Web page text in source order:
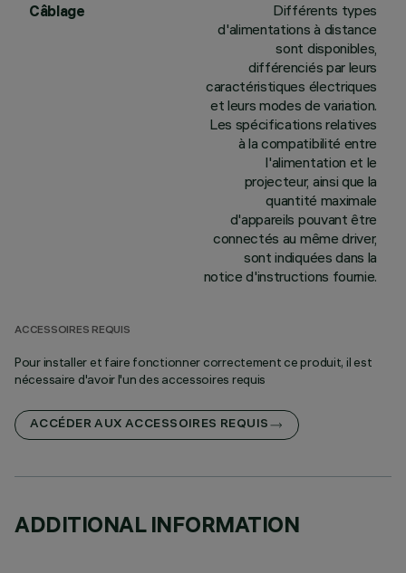
Câblage
Différents types
d'alimentations à distance
sont disponibles,
différenciés par leurs
caractéristiques électriques
et leurs modes de variation.
Les spécifications relatives
à la compatibilité entre
l'alimentation et le
projecteur, ainsi que la
quantité maximale
d'appareils pouvant être
connectés au même driver,
sont indiquées dans la
notice d'instructions fournie.
ACCESSOIRES REQUIS
Pour installer et faire fonctionner correctement ce produit, il est
nécessaire d'avoir l'un des accessoires requis
ACCÉDER AUX ACCESSOIRES REQUIS
ADDITIONAL INFORMATION